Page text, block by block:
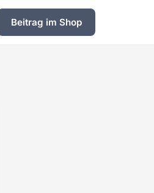
Beitrag im Shop